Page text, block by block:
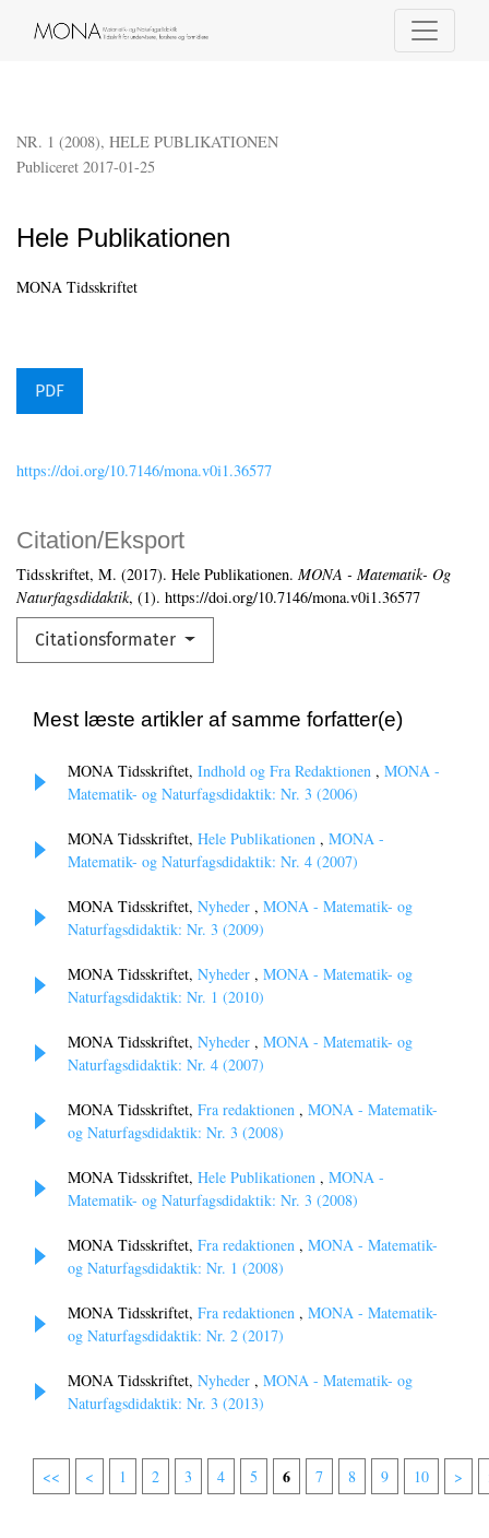
NR. 1 (2008), HELE PUBLIKATIONEN
Hele Publikationen
Publiceret 2017-01-25
MONA Tidsskriftet
PDF
Citation/Eksport
Tidsskriftet, M. (2017). Hele Publikationen. MONA - Matematik- Og
Naturfagsdidaktik, (1). https://doi.org/10.7146/mona.v0i1.36577
Citationsformater
https://doi.org/10.7146/mona.v0i1.36577
Mest læste artikler af samme forfatter(e)
MONA Tidsskriftet, Indhold og Fra Redaktionen , MONA -
Matematik- og Naturfagsdidaktik: Nr. 3 (2006)
MONA Tidsskriftet, Hele Publikationen , MONA -
Matematik- og Naturfagsdidaktik: Nr. 4 (2007)
MONA Tidsskriftet, Nyheder , MONA - Matematik- og
Naturfagsdidaktik: Nr. 3 (2009)
MONA Tidsskriftet, Nyheder , MONA - Matematik- og
Naturfagsdidaktik: Nr. 1 (2010)
MONA Tidsskriftet, Nyheder , MONA - Matematik- og
Naturfagsdidaktik: Nr. 4 (2007)
MONA Tidsskriftet, Fra redaktionen , MONA - Matematik-
og Naturfagsdidaktik: Nr. 3 (2008)
MONA Tidsskriftet, Hele Publikationen , MONA -
Matematik- og Naturfagsdidaktik: Nr. 3 (2008)
MONA Tidsskriftet, Fra redaktionen , MONA - Matematik-
og Naturfagsdidaktik: Nr. 1 (2008)
MONA Tidsskriftet, Fra redaktionen , MONA - Matematik-
og Naturfagsdidaktik: Nr. 2 (2017)
MONA Tidsskriftet, Nyheder , MONA - Matematik- og
Naturfagsdidaktik: Nr. 3 (2013)
<< < 1 2 3 4 5 6 7 8 9 10 >